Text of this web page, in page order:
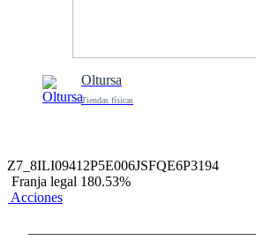
Oltursa
Tiendas físicas
Z7_8ILI09412P5E006JSFQE6P3194
Franja legal 180.53%
Acciones